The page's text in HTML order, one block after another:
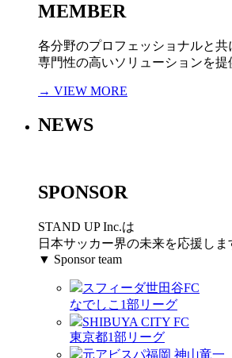
MEMBER
各分野のプロフェッショナルと共
専門性の高いソリューションを提
→ VIEW MORE
NEWS
SPONSOR
STAND UP Inc.は
日本サッカー界の未来を応援しま
▼ Sponsor team
スフィーダ世田谷FC
なでしこ1部リーグ
SHIBUYA CITY FC
東京都1部リーグ
元アビスパ福岡 神山竜一